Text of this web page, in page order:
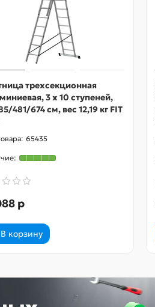
трехсекционная
3 х 10 ступеней,
481/674 см, вес 12,19 кг FIT
65435
р
В корзину